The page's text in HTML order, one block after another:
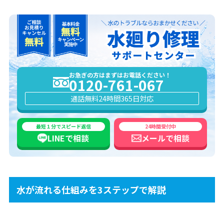
お急ぎの方はまずはお電話ください！
0120-761-067
通話無料24時間365日対応
最短１分でスピード返信
LINEで相談
24時間受付中
メールで相談
水が流れる仕組みを3ステップで解説